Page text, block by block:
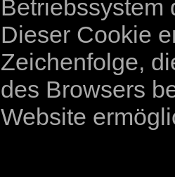
Betriebssystem
Dieser Cookie
Zeichenfolge,
des Browsers
Website